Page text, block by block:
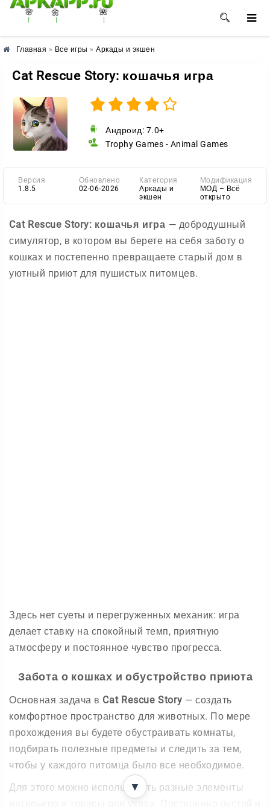
🌸 🌼 🌺
Главная » Все игры » Аркады и экшен
Cat Rescue Story: кошачья игра
Андроид: 7.0+
Trophy Games - Animal Games
Версия
1.8.5
Обновлено
02-06-2026
Категория
Аркады и
экшен
Модификация
МОД – Всё
открыто
Cat Rescue Story: кошачья игра — добродушный
симулятор, в котором вы берете на себя заботу о
кошках и постепенно превращаете старый дом в
уютный приют для пушистых питомцев.
Здесь нет суеты и перегруженных механик: игра
делает ставку на спокойный темп, приятную
атмосферу и постоянное чувство прогресса.
Забота о кошках и обустройство приюта
Основная задача в Cat Rescue Story — создать
комфортное пространство для животных. По мере
прохождения вы будете обустраивать комнаты,
подбирать полезные предметы и следить за тем,
чтобы у каждого питомца было все необходимое.
Для этого можно использовать разные элементы
▼